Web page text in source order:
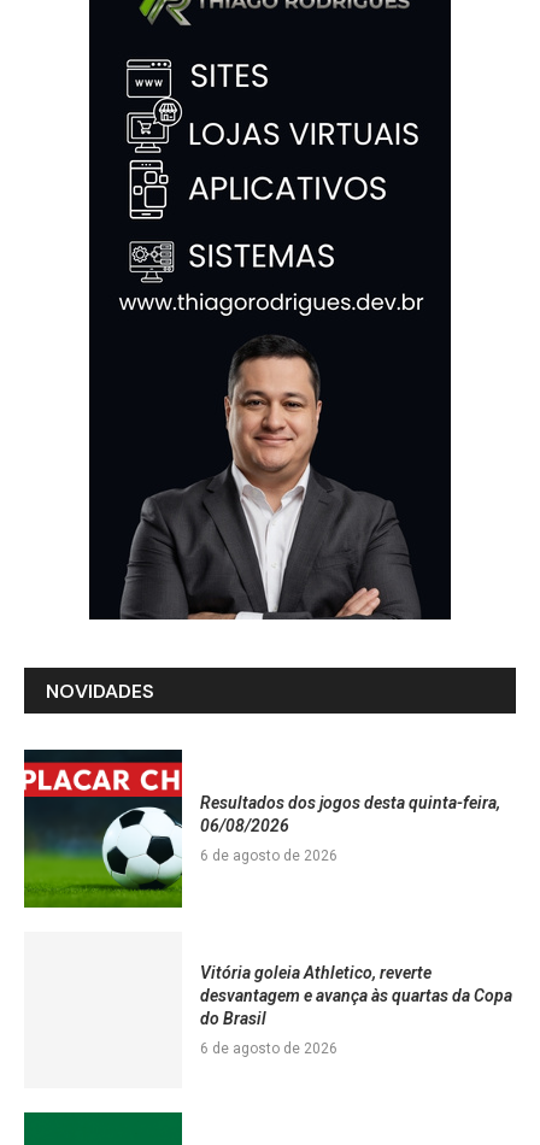
NOVIDADES
Resultados dos jogos desta quinta-feira,
06/08/2026
6 de agosto de 2026
Vitória goleia Athletico, reverte
desvantagem e avança às quartas da Copa
do Brasil
6 de agosto de 2026